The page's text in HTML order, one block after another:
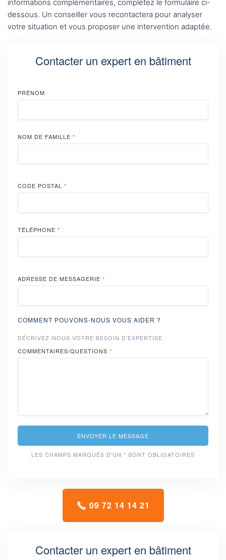
informations complémentaires, complétez le formulaire ci-
dessous. Un conseiller vous recontactera pour analyser
votre situation et vous proposer une intervention adaptée.
Contacter un expert en bâtiment
PRÉNOM
NOM DE FAMILLE *
CODE POSTAL *
TÉLÉPHONE *
ADRESSE DE MESSAGERIE *
COMMENT POUVONS-NOUS VOUS AIDER ?
DÉCRIVEZ-NOUS VOTRE BESOIN D'EXPERTISE.
COMMENTAIRES/QUESTIONS *
ENVOYER LE MESSAGE
LES CHAMPS MARQUÉS D'UN * SONT OBLIGATOIRES
09 72 14 14 21
Contacter un expert en bâtiment